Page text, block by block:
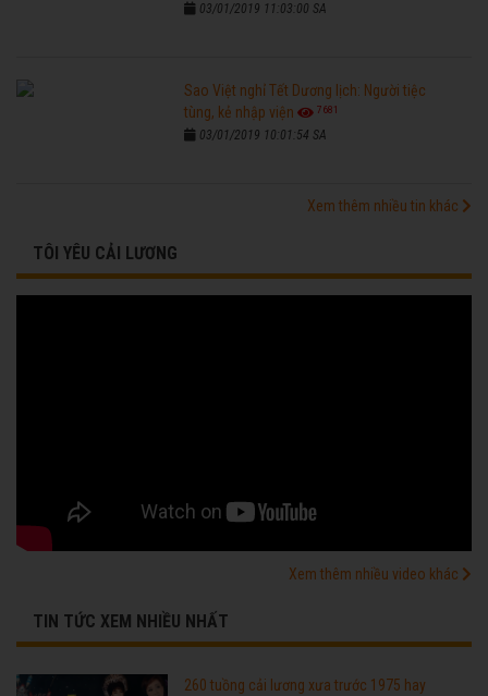
03/01/2019 11:03:00 SA
Sao Việt nghỉ Tết Dương lịch: Người tiệc
tùng, kẻ nhập viện
7681
03/01/2019 10:01:54 SA
Xem thêm nhiều tin khác
TÔI YÊU CẢI LƯƠNG
Xem thêm nhiều video khác
TIN TỨC XEM NHIỀU NHẤT
260 tuồng cải lương xưa trước 1975 hay